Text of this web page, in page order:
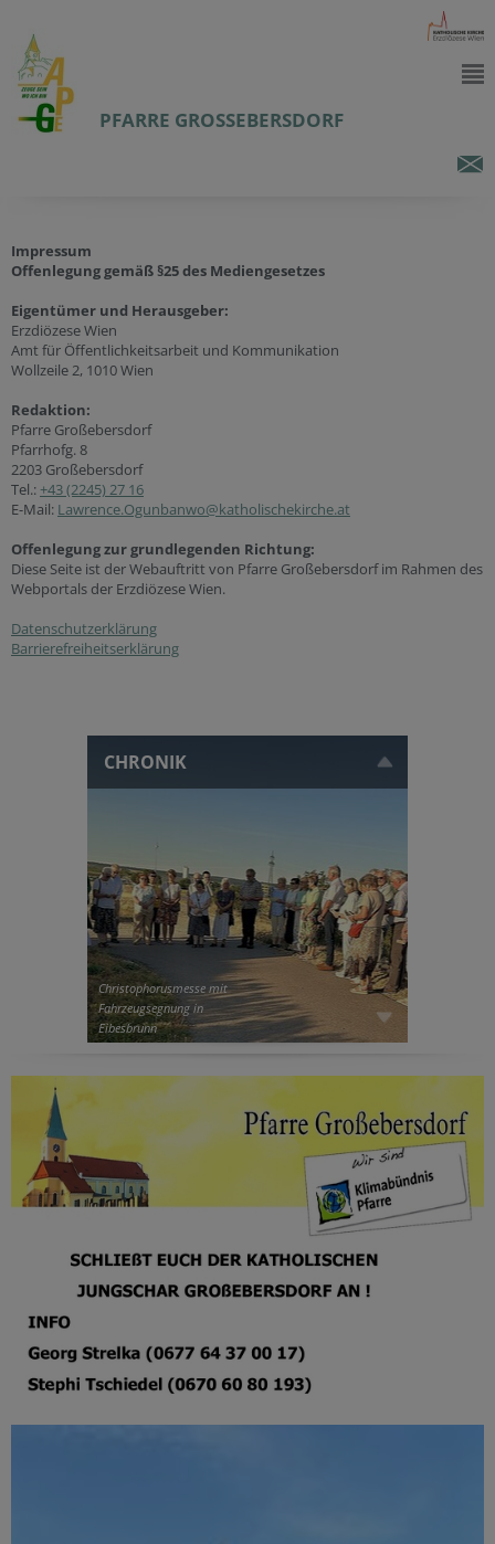
PFARRE GROSSEBERSDORF
Impressum
Offenlegung gemäß §25 des Mediengesetzes
Eigentümer und Herausgeber:
Erzdiözese Wien
Amt für Öffentlichkeitsarbeit und Kommunikation
Wollzeile 2, 1010 Wien
Redaktion:
Pfarre Großebersdorf
Pfarrhofg. 8
2203 Großebersdorf
Tel.: +43 (2245) 27 16
E-Mail: Lawrence.Ogunbanwo@katholischekirche.at
Offenlegung zur grundlegenden Richtung:
Diese Seite ist der Webauftritt von Pfarre Großebersdorf im Rahmen des
Webportals der Erzdiözese Wien.
Datenschutzerklärung
Barrierefreiheitserklärung
CHRONIK
Christophorusmesse mit
Fahrzeugsegnung in
Eibesbrunn